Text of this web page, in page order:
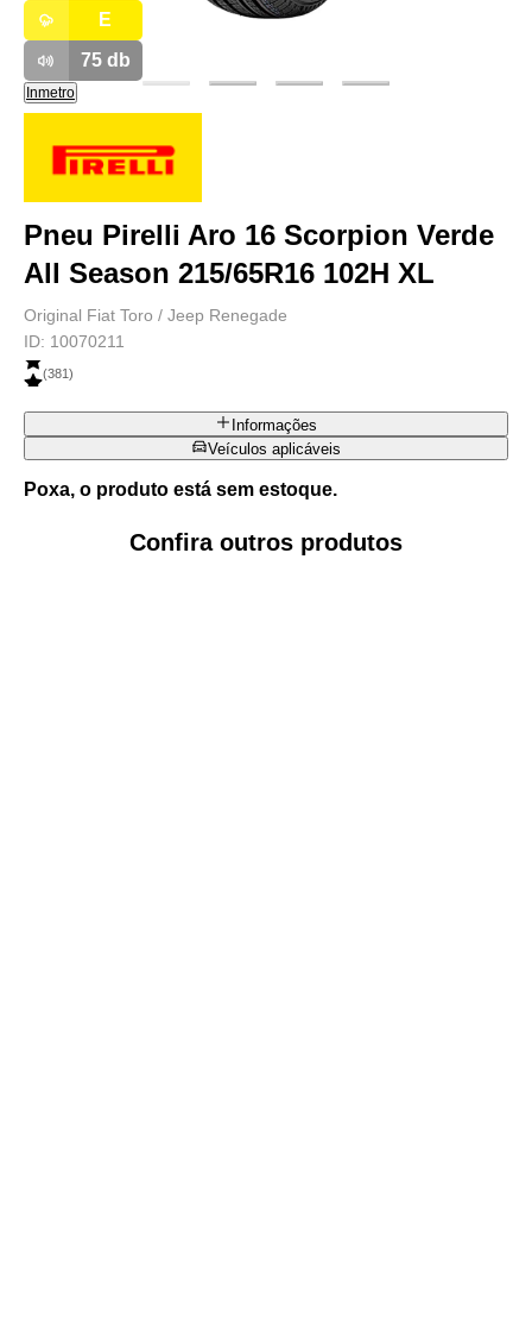
E
75db
Inmetro
Pneu Pirelli Aro 16 Scorpion Verde
All Season 215/65R16 102H XL
Original Fiat Toro / Jeep Renegade
ID: 10070211
(381)
Informações
Veículos aplicáveis
Poxa, o produto está sem estoque.
Confira outros produtos